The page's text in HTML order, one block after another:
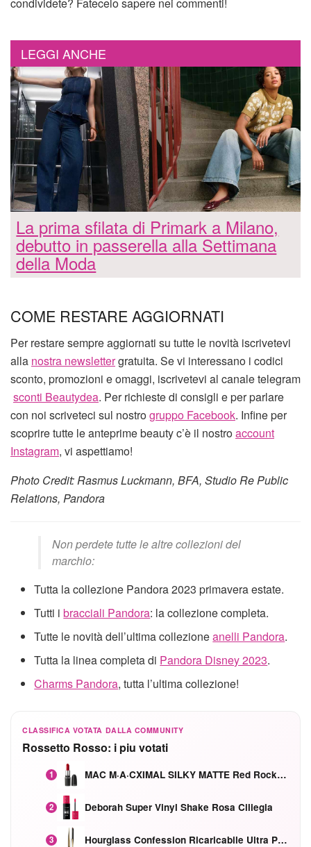
condividete? Fatecelo sapere nei commenti!
LEGGI ANCHE
La prima sfilata di Primark a Milano,
debutto in passerella alla Settimana
della Moda
COME RESTARE AGGIORNATI
Per restare sempre aggiornati su tutte le novità iscrivetevi
alla nostra newslettergratuita. Se vi interessano i codici
sconto, promozioni e omaggi, iscrivetevi al canale telegram
sconti Beautydea. Per richieste di consigli e per parlare
con noi scriveteci sul nostrogruppo Facebook. Infine per
scoprire tutte le anteprime beauty c’è il nostroaccount
Instagram, vi aspettiamo!
Photo Credit: Rasmus Luckmann, BFA, Studio Re Public
Relations, Pandora
Non perdete tutte le altre collezioni del
marchio:
Tutta la collezione Pandora 2023 primavera estate.
Tutti ibracciali Pandora: la collezione completa.
Tutte le novità dell’ultima collezioneanelli Pandora.
Tutta la linea completa di Pandora Disney 2023.
Charms Pandora, tutta l’ultima collezione!
CLASSIFICA VOTATA DALLA COMMUNITY
Rossetto Rosso: i piu votati
1 MAC M·A·CXIMAL SILKY MATTE Red Rock mat
2 Deborah Super Vinyl Shake Rosa Ciliegia
3 Hourglass Confession Ricaricabile Ultra Preciso Ad Alta Intensità Secretly Classic Red